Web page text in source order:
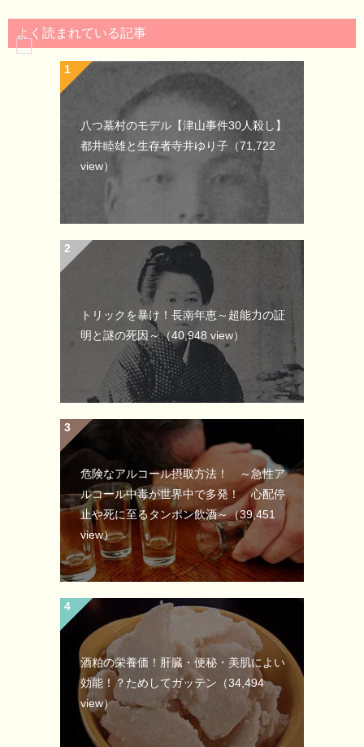
よく読まれている記事
八つ墓村のモデル【津山事件30人殺し】
都井睦雄と生存者寺井ゆり子 （71,722
view）
トリックを暴け！長南年恵～超能力の証
明と謎の死因～（40,948 view）
危険なアルコール摂取方法！ ～急性ア
ルコール中毒が世界中で多発！ 心配停
止や死に至るタンポン飲酒～（39,451
view）
酒粕の栄養価！肝臓・便秘・美肌によい
効能！？ためしてガッテン （34,494
view）